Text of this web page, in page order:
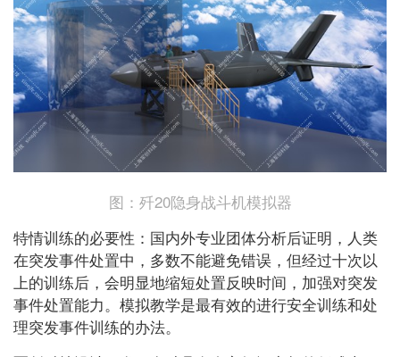
图：歼20隐身战斗机模拟器
特情训练的必要性：国内外专业团体分析后证明，人类
在突发事件处置中，多数不能避免错误，但经过十次以
上的训练后，会明显地缩短处置反映时间，加强对突发
事件处置能力。模拟教学是最有效的进行安全训练和处
理突发事件训练的办法。